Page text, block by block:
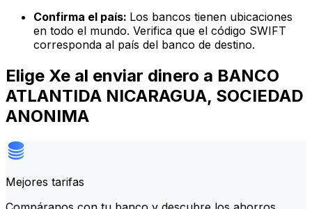
Confirma el país: Los bancos tienen ubicaciones
en todo el mundo. Verifica que el código SWIFT
corresponda al país del banco de destino.
Elige Xe al enviar dinero a BANCO
ATLANTIDA NICARAGUA, SOCIEDAD
ANONIMA
Mejores tarifas